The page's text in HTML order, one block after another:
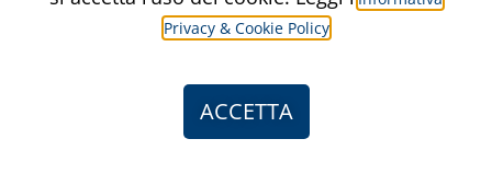
Informativa Privacy & Privacy Policy